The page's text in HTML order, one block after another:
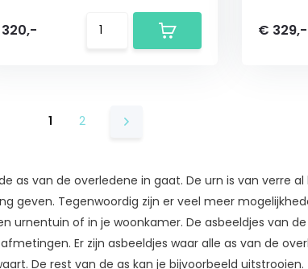
€ 329,-
1 2
as van de overledene in gaat. De urn is van verre
geven. Tegenwoordig zijn er veel meer
urnentuin of in je woonkamer. De asbeeldjes van
Er zijn asbeeldjes waar alle as van de
De rest van de as kan je bijvoorbeeld uitstrooien.